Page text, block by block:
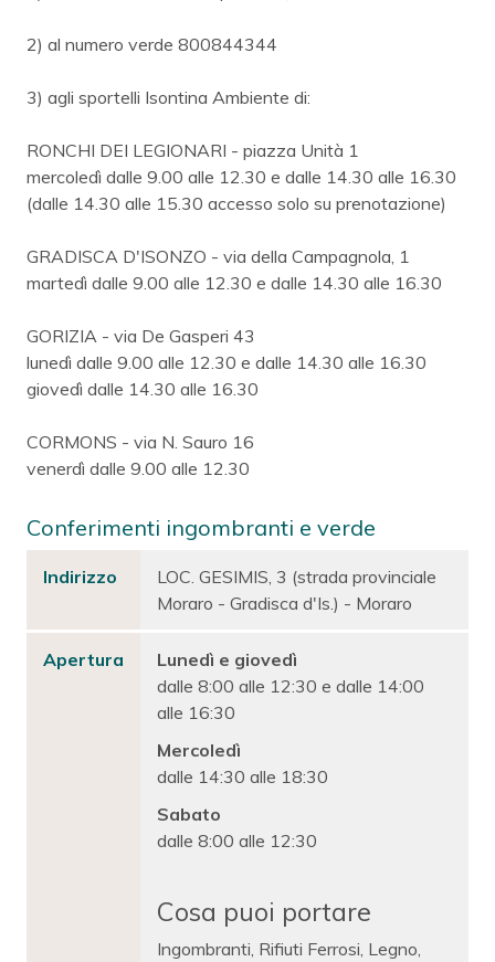
2) al numero verde 800844344
3) agli sportelli Isontina Ambiente di:
RONCHI DEI LEGIONARI - piazza Unità 1
mercoledì dalle 9.00 alle 12.30 e dalle 14.30 alle 16.30
(dalle 14.30 alle 15.30 accesso solo su prenotazione)
GRADISCA D'ISONZO - via della Campagnola, 1
martedì dalle 9.00 alle 12.30 e dalle 14.30 alle 16.30
GORIZIA - via De Gasperi 43
lunedì dalle 9.00 alle 12.30 e dalle 14.30 alle 16.30
giovedì dalle 14.30 alle 16.30
CORMONS - via N. Sauro 16
venerdì dalle 9.00 alle 12.30
Conferimenti ingombranti e verde
Indirizzo
LOC. GESIMIS, 3 (strada provinciale
Moraro - Gradisca d'Is.) - Moraro
Apertura
Lunedì e giovedì
dalle 8:00 alle 12:30 e dalle 14:00
alle 16:30
Mercoledì
dalle 14:30 alle 18:30
Sabato
dalle 8:00 alle 12:30
Cosa puoi portare
Ingombranti, Rifiuti Ferrosi, Legno,